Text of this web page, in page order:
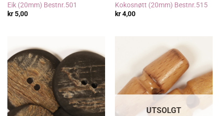
Eik (20mm) Bestnr.501
kr5,00
Kokosnøtt (20mm) Bestnr.515
kr4,00
UTSOLGT